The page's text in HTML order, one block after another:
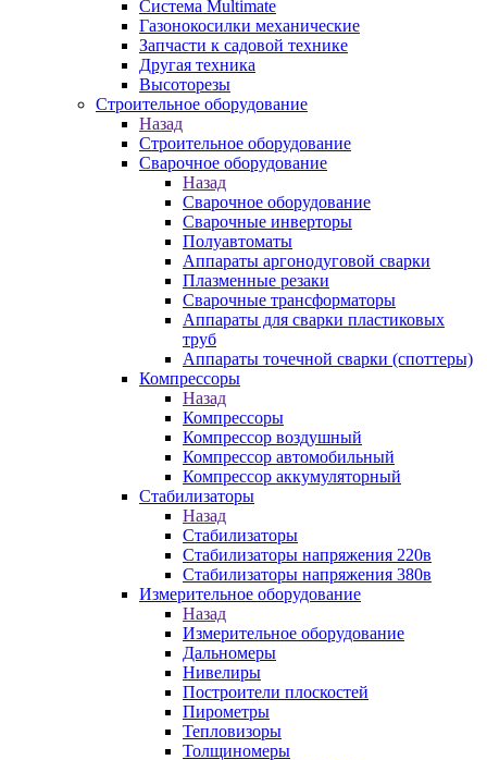
Система Multimate
Газонокосилки механические
Запчасти к садовой технике
Другая техника
Высоторезы
Строительное оборудование
Назад
Строительное оборудование
Сварочное оборудование
Назад
Сварочное оборудование
Сварочные инверторы
Полуавтоматы
Аппараты аргонодуговой сварки
Плазменные резаки
Сварочные трансформаторы
Аппараты для сварки пластиковых
труб
Аппараты точечной сварки (споттеры)
Компрессоры
Назад
Компрессоры
Компрессор воздушный
Компрессор автомобильный
Компрессор аккумуляторный
Стабилизаторы
Назад
Стабилизаторы
Стабилизаторы напряжения 220в
Стабилизаторы напряжения 380в
Измерительное оборудование
Назад
Измерительное оборудование
Дальномеры
Нивелиры
Построители плоскостей
Пирометры
Тепловизоры
Толщиномеры